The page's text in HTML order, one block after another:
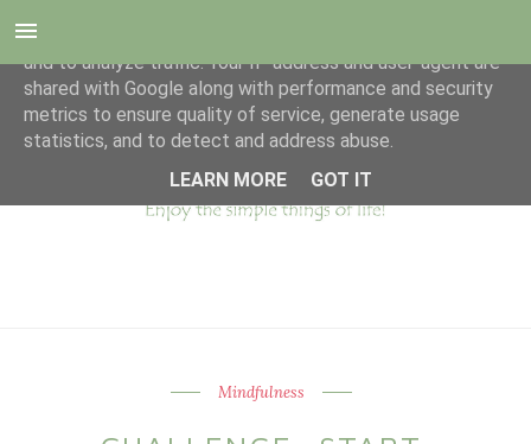
Mindfulness
This site uses cookies from Google to deliver its services
and to analyze traffic. Your IP address and user-agent are
shared with Google along with performance and security
metrics to ensure quality of service, generate usage
statistics, and to detect and address abuse.
LEARN MORE
GOT IT